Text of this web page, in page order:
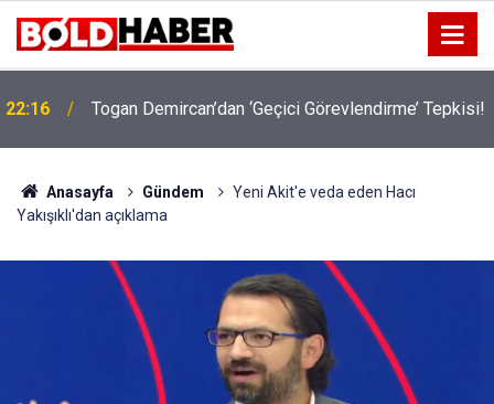
19:32
Sıcak Havalarda Ödem Şikayetini Hafife Almayın!
Anasayfa Gündem
Yeni Akit'e veda eden Hacı
Yakışıklı'dan açıklama